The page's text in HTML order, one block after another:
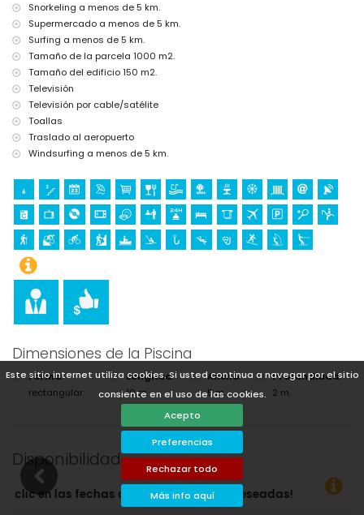
Este sitio internet utiliza cookies. Si usted continua a navegar por el sitio
consiente en el uso de las cookies.
Acepto
Preferencias
Rechazar todo
Más info aquí
Tenis, equitación, senderismo, ciclismo de montaña, ciclismo,
escalada, piragüismo, kayak, pesca, buceo, snorkel, surf, windsurf y
esquí acuático (a menos de 5 kilómetros de la villa)
Golf (Jávea Golf) (a menos de 10 kilómetros de la villa)
Snorkeling a menos de 5 km.
Supermercado a menos de 5 km.
Surfing a menos de 5 km.
Tamaño de la parcela 1000 m2.
Tamaño del edificio 150 m2.
Televisión
Televisión por cable/satélite
Toallas
Traslado al aeropuerto
Windsurfing a menos de 5 km.
Dimensiones de la Piscina
Forma:
rectangular
Longitud:
10 m.
Ancho:
5 m.
Profundidad:
2 m.
Disponibilidad